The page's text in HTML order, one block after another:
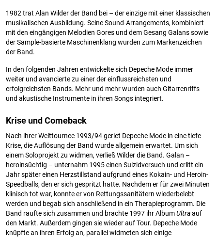
1982 trat Alan Wilder der Band bei – der einzige mit einer klassischen
musikalischen Ausbildung. Seine Sound-Arrangements, kombiniert
mit den eingängigen Melodien Gores und dem Gesang Galans sowie
der Sample-basierte Maschinenklang wurden zum Markenzeichen
der Band.
In den folgenden Jahren entwickelte sich Depeche Mode immer
weiter und avancierte zu einer der einflussreichsten und
erfolgreichsten Bands. Mehr und mehr wurden auch Gitarrenriffs
und akustische Instrumente in ihren Songs integriert.
Krise und Comeback
Nach ihrer Welttournee 1993/94 geriet Depeche Mode in eine tiefe
Krise, die Auflösung der Band wurde allgemein erwartet. Um sich
einem Soloprojekt zu widmen, verließ Wilder die Band. Galan –
heroinsüchtig – unternahm 1995 einen Suizidversuch und erlitt ein
Jahr später einen Herzstillstand aufgrund eines Kokain- und Heroin-
Speedballs, den er sich gespritzt hatte. Nachdem er für zwei Minuten
klinisch tot war, konnte er von Rettungssanitätern wiederbelebt
werden und begab sich anschließend in ein Therapieprogramm. Die
Band raufte sich zusammen und brachte 1997 ihr AlbumUltraauf
den Markt. Außerdem gingen sie wieder auf Tour. Depeche Mode
knüpfte an ihren Erfolg an, parallel widmeten sich einige